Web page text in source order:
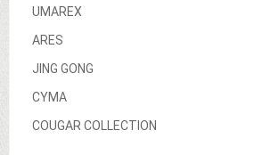
UMAREX
ARES
JING GONG
CYMA
COUGAR COLLECTION